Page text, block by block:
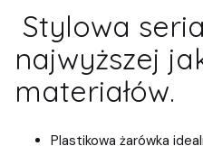
Stylowa
najwyższej
materiałów.
Plastikowa żarówka